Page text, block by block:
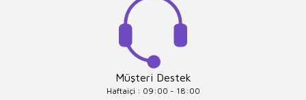
Müşteri Destek
Haftaiçi : 09:00 - 18:00